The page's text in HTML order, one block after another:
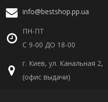
info@bestshop.pp.ua
ПН-ПТ
С 9-00 ДО 18-00
г. Киев, ул. Канальная 2,
(офис выдачи)